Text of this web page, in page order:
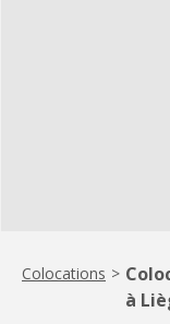
Colocations >
à